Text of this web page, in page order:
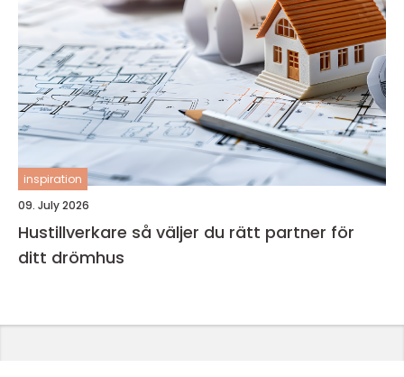
inspiration
09. July 2026
Hustillverkare så väljer du rätt partner för
ditt drömhus